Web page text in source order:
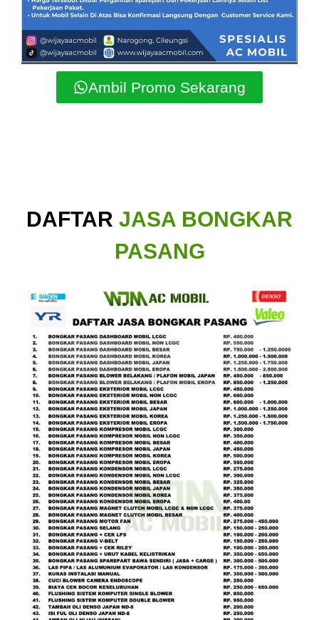
Ambil Promo Sekarang
DAFTAR JASA BONGKAR
PASANG